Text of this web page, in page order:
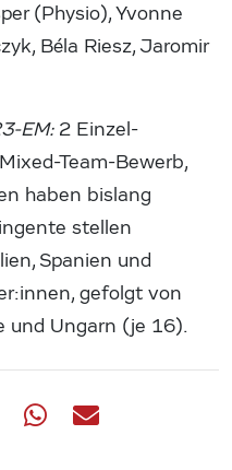
(Physio), Yvonne
Béla Riesz, Jaromir
EM:2 Einzel-
Team-Bewerb,
haben bislang
stellen
Spanien und
gefolgt von
und Ungarn (je 16).